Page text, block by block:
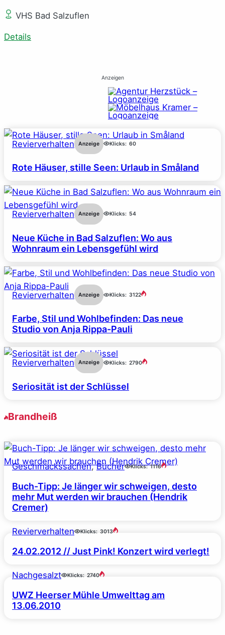
VHS Bad Salzuflen
Details
Anzeigen
Revierverhalten Anzeige Klicks: 60
Rote Häuser, stille Seen: Urlaub in Småland
Revierverhalten Anzeige Klicks: 54
Neue Küche in Bad Salzuflen: Wo aus
Wohnraum ein Lebensgefühl wird
Revierverhalten Anzeige Klicks: 3122
Farbe, Stil und Wohlbefinden: Das neue
Studio von Anja Rippa-Pauli
Revierverhalten Anzeige Klicks: 2790
Seriosität ist der Schlüssel
Brandheiß
Geschmackssachen, Bücher Klicks: 1116
Buch-Tipp: Je länger wir schweigen, desto
mehr Mut werden wir brauchen (Hendrik
Cremer)
Revierverhalten Klicks: 3013
24.02.2012 // Just Pink! Konzert wird verlegt!
Nachgesalzt Klicks: 2740
UWZ Heerser Mühle Umwelttag am
13.06.2010